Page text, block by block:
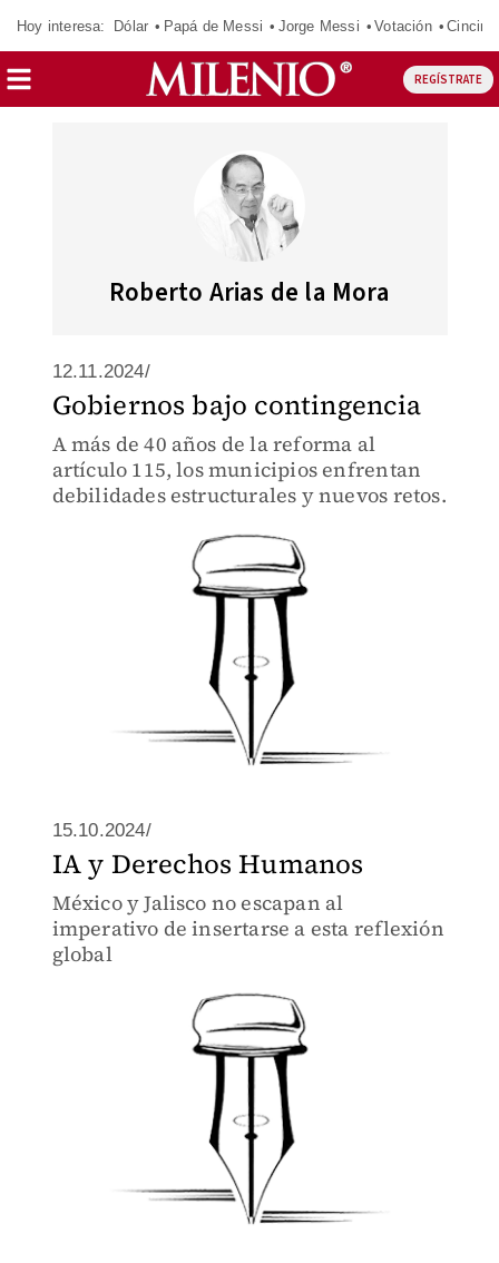
Hoy interesa: Dólar Papá de Messi Jorge Messi Votación
REGÍSTRATE
Roberto Arias de la Mora
12.11.2024/
Gobiernos bajo contingencia
A más de 40 años de la reforma al
artículo 115, los municipios enfrentan
debilidades estructurales y nuevos retos.
15.10.2024/
IA y Derechos Humanos
México y Jalisco no escapan al
imperativo de insertarse a esta reflexión
global